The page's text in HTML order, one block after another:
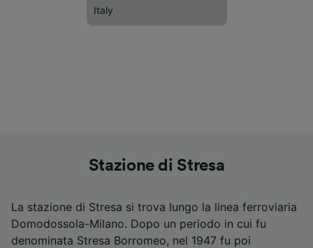
Italy
Stazione di Stresa
La stazione di Stresa si trova lungo la linea ferroviaria
Domodossola-Milano. Dopo un periodo in cui fu
denominata Stresa Borromeo, nel 1947 fu poi